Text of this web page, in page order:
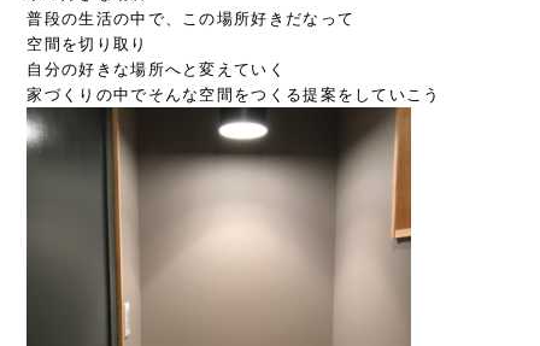
普段の生活の中で、この場所好きだなって
空間を切り取り
自分の好きな場所へと変えていく
家づくりの中でそんな空間をつくる提案をしていこう